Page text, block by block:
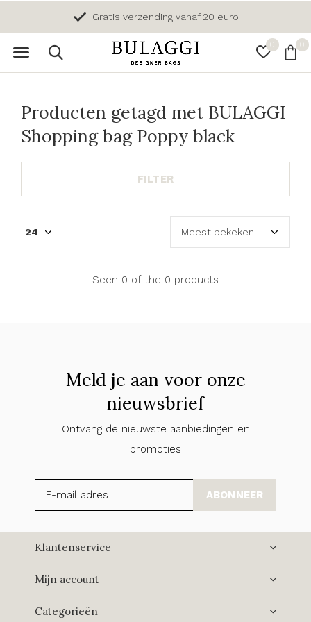
0 0
Gratis verzending vanaf 20 euro
Producten getagd met BULAGGI
Shopping bag Poppy black
FILTER
Seen 0 of the 0 products
Meld je aan voor onze
nieuwsbrief
Ontvang de nieuwste aanbiedingen en
promoties
ABONNEER
Klantenservice
Mijn account
Categorieën